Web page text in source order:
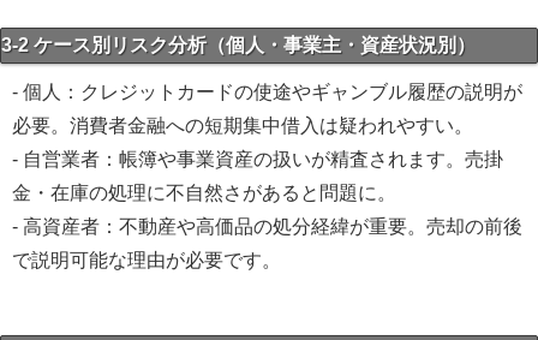
3-2 ケース別リスク分析（個人・事業主・資産状況別）
- 個人：クレジットカードの使途やギャンブル履歴の説明が
必要。消費者金融への短期集中借入は疑われやすい。
- 自営業者：帳簿や事業資産の扱いが精査されます。売掛
金・在庫の処理に不自然さがあると問題に。
- 高資産者：不動産や高価品の処分経緯が重要。売却の前後
で説明可能な理由が必要です。